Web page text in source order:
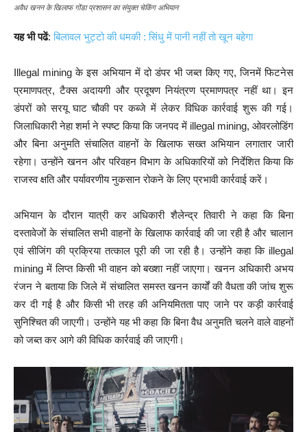
अवैध खनन के खिलाफ गोंडा प्रशासन का संयुक्त चेकिंग अभियान
यह भी पढें:बिलावल भुट्टो की धमकी : सिंधु में पानी नहीं तो खून बहेगा
Illegal mining के इस अभियान में दो डंपर भी जब्त किए गए, जिनमें फिटनेस
प्रमाणपत्र, टैक्स अदायगी और प्रदूषण नियंत्रण प्रमाणपत्र नहीं था। इन
डंपरों को सरयू घाट चौकी पर कब्जे में लेकर विधिक कार्रवाई शुरू की गई।
जिलाधिकारी नेहा शर्मा ने स्पष्ट किया कि जनपद में illegal mining, ओवरलोडिंग
और बिना अनुमति संचालित वाहनों के खिलाफ सख्त अभियान लगातार जारी
रहेगा। उन्होंने खनन और परिवहन विभाग के अधिकारियों को निर्देशित किया कि
राजस्व क्षति और पर्यावरणीय नुकसान रोकने के लिए प्रभावी कार्रवाई करें।
अभियान के दौरान यात्री कर अधिकारी शैलेन्द्र तिवारी ने कहा कि बिना
दस्तावेजों के संचालित सभी वाहनों के खिलाफ कार्रवाई की जा रही है और चालान
एवं सीजिंग की प्रक्रिया तत्काल पूरी की जा रही है। उन्होंने कहा कि illegal
mining में लिप्त किसी भी वाहन को बख्शा नहीं जाएगा। खनन अधिकारी अभय
रंजन ने बताया कि जिले में संचालित समस्त खनन कार्यों की वैधता की जांच शुरू
कर दी गई है और किसी भी तरह की अनियमितता पाए जाने पर कड़ी कार्रवाई
सुनिश्चित की जाएगी। उन्होंने यह भी कहा कि बिना वैध अनुमति चलने वाले वाहनों
को जब्त कर आगे की विधिक कार्रवाई की जाएगी।